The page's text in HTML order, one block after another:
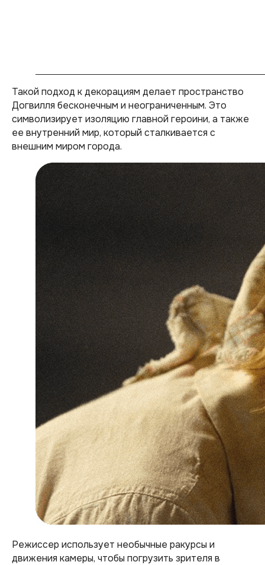
Такой подход к декорациям делает пространство
Догвилля бесконечным и неограниченным. Это
символизирует изоляцию главной героини, а также
ее внутренний мир, который сталкивается с
внешним миром города.
Режиссер использует необычные ракурсы и
движения камеры, чтобы погрузить зрителя в